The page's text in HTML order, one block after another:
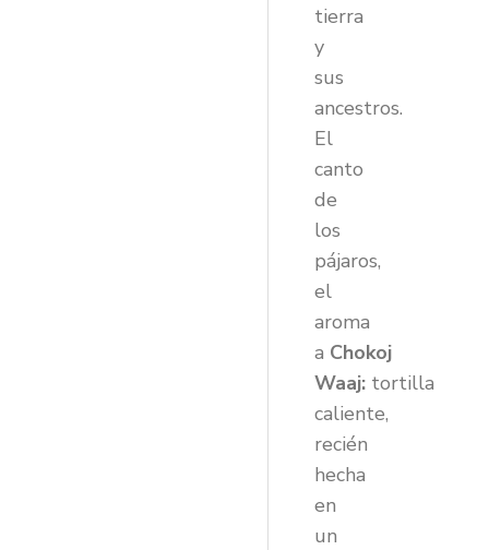
tierra
y
sus
ancestros.
El
canto
de
los
pájaros,
el
aroma
a Chokoj
Waaj:tortilla
caliente,
recién
hecha
en
un